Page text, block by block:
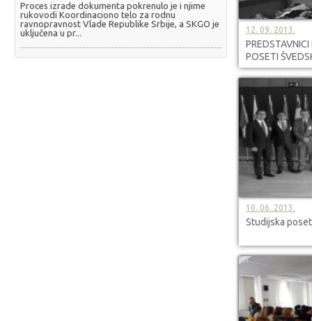
Proces izrade dokumenta pokrenulo je i njime
rukovodi Koordinaciono telo za rodnu
ravnopravnost Vlade Republike Srbije, a SKGO je
uključena u pr...
12. 09. 2013.
POSETI
10. 06. 2013.
Studijska